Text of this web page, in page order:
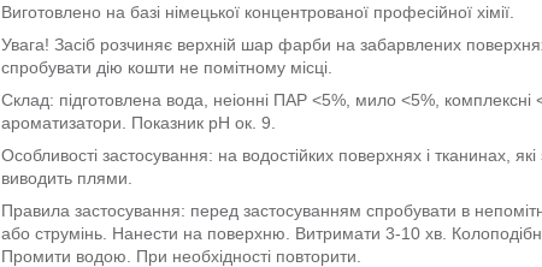
Виготовлено на базі німецької концентрованої професійної хімії.
Увага! Засіб розчиняє верхній шар фарби на забарвлених
спробувати дію кошти не помітному місці.
Склад: підготовлена вода, неіонні ПАР <5%, мило <5%, комплексні
ароматизатори. Показник рН ок. 9.
Особливості застосування: на водостійких поверхнях і тканинах,
виводить плями.
Правила застосування: перед застосуванням спробувати в
або струмінь. Нанести на поверхню. Витримати 3-10 хв.
Промити водою. При необхідності повторити.